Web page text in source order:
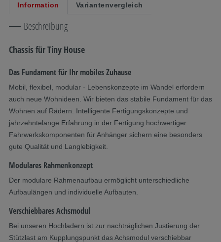
Information Variantenvergleich
Beschreibung
Chassis für Tiny House
Das Fundament für Ihr mobiles Zuhause
Mobil, flexibel, modular - Lebenskonzepte im Wandel erfordern
auch neue Wohnideen. Wir bieten das stabile Fundament für das
Wohnen auf Rädern. Intelligente Fertigungskonzepte und
jahrzehntelange Erfahrung in der Fertigung hochwertiger
Fahrwerkskomponenten für Anhänger sichern eine besonders
gute Qualität und Langlebigkeit.
Modulares Rahmenkonzept
Der modulare Rahmenaufbau ermöglicht unterschiedliche
Aufbaulängen und individuelle Aufbauten.
Verschiebbares Achsmodul
Bei unseren Hochladern ist zur nachträglichen Justierung der
Stützlast am Kupplungspunkt das Achsmodul verschiebbar